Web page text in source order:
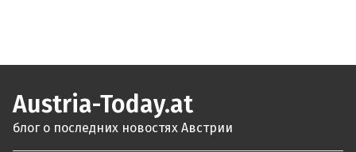
Austria-Today.at
блог о последних новостях Австрии